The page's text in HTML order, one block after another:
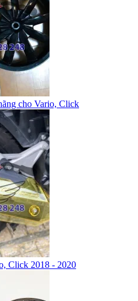
cho Vario, Click
Click 2018 - 2020